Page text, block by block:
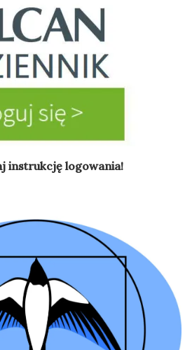
instrukcję logowania!